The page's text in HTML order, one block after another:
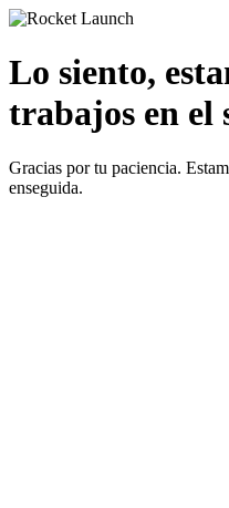
Lo siento,
trabajos en el
Gracias por tu paciencia.
enseguida.